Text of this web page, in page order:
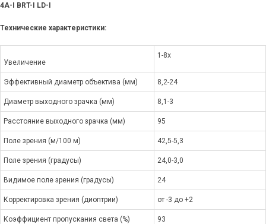
4A-I BRT-I LD-I
Технические характеристики:
Увеличение
1-8x
Эффективный диаметр объектива (мм) 8,2-24
Диаметр выходного зрачка (мм) 8,1-3
Расстояние выходного зрачка (мм) 95
Поле зрения (м/100 м) 42,5-5,3
Поле зрения (градусы) 24,0-3,0
Видимое поле зрения (градусы) 24
Корректировка зрения (диоптрии) от -3 до +2
Коэффициент пропускания света (%) 93